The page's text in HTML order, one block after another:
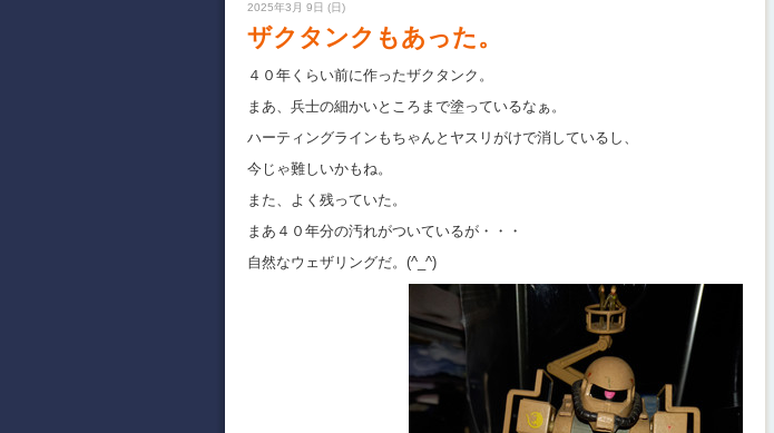
2025年3月 9日 (日)
ザクタンクもあった。
４０年くらい前に作ったザクタンク。
まあ、兵士の細かいところまで塗っているなぁ。
ハーティングラインもちゃんとヤスリがけで消しているし、
今じゃ難しいかもね。
また、よく残っていた。
まあ４０年分の汚れがついているが・・・
自然なウェザリングだ。(^_^)